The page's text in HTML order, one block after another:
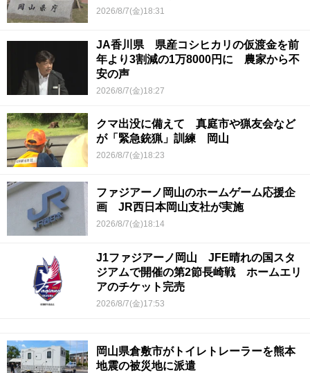
2026/8/7(金)18:31
JA香川県 県産コシヒカリの仮渡金を前
年より3割減の1万8000円に 農家から不
安の声
2026/8/7(金)18:27
クマ出没に備えて 真庭市や猟友会など
が「緊急銃猟」訓練 岡山
2026/8/7(金)18:23
ファジアーノ岡山のホームゲーム応援企
画 JR西日本岡山支社が実施
2026/8/7(金)18:14
J1ファジアーノ岡山 JFE晴れの国スタ
ジアムで開催の第2節長崎戦 ホームエリ
アのチケット完売
2026/8/7(金)17:53
岡山県倉敷市がトイレトレーラーを熊本
地震の被災地に派遣